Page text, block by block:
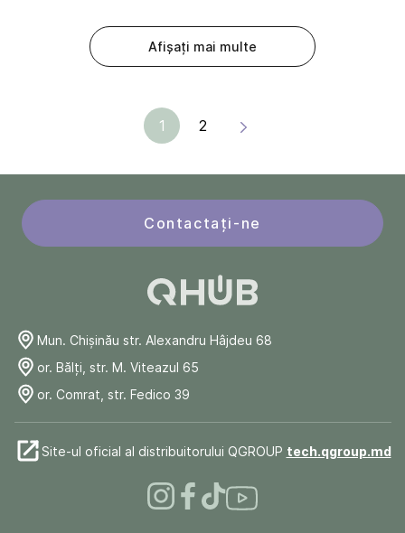
Afișați mai multe
1 2
Contactați-ne
Mun. Chişinău str. Alexandru Hâjdeu 68
or. Bălți, str. M. Viteazul 65
or. Comrat, str. Fedico 39
Site-ul oficial al distribuitorului QGROUP tech.qgroup.md